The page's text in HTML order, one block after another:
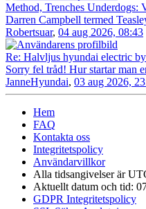
Method, Trenches Underdogs:
Darren Campbell termed
Robertsuar, 04 aug 2026, 08:43
Re: Halvljus hyundai electric
Sorry fel tråd! Hur startar man
JanneHyundai, 03 aug 2026,
Hem
FAQ
Kontakta oss
Integritetspolicy
Användarvillkor
Alla tidsangivelser är
Aktuellt datum och tid:
GDPR Integritetspolicy